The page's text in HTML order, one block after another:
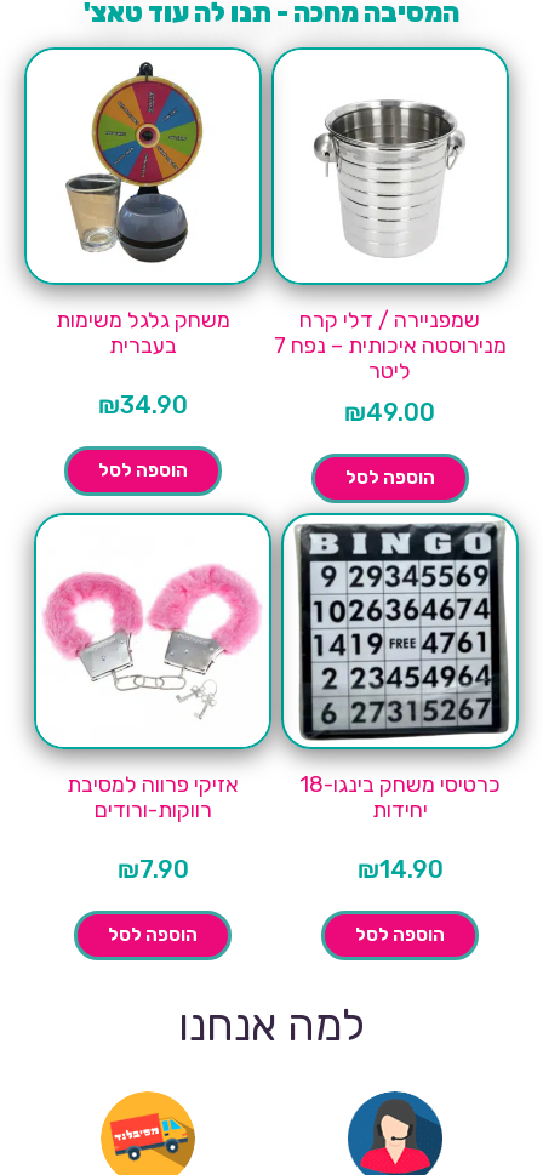
המסיבה מחכה - תנו לה עוד טאצ'
​שמפניירה / דלי קרח
מנירוסטה איכותית – נפח 7
ליטר
₪49.00
הוספה לסל
משחק גלגל משימות
בעברית
₪34.90
הוספה לסל
כרטיסי משחק בינגו-18
יחידות
₪14.90
הוספה לסל
אזיקי פרווה למסיבת
רווקות-ורודים
₪7.90
הוספה לסל
למה אנחנו